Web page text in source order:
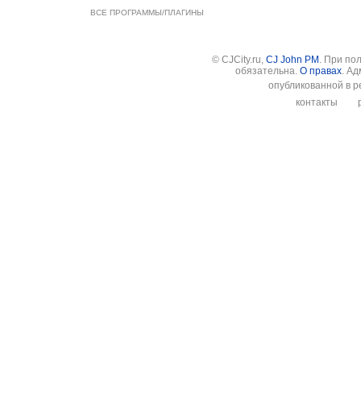
ВСЕ ПРОГРАММЫ/ПЛАГИНЫ
© CJCity.ru, CJ John PM . При
обязательна. О правах.
опубликованной в
контакты